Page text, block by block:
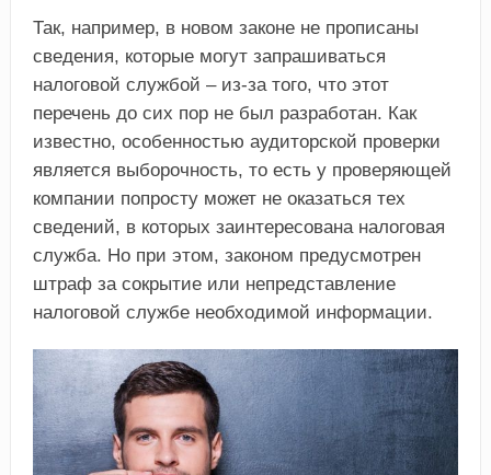
Так, например, в новом законе не прописаны
сведения, которые могут запрашиваться
налоговой службой – из-за того, что этот
перечень до сих пор не был разработан. Как
известно, особенностью аудиторской проверки
является выборочность, то есть у проверяющей
компании попросту может не оказаться тех
сведений, в которых заинтересована налоговая
служба. Но при этом, законом предусмотрен
штраф за сокрытие или непредставление
налоговой службе необходимой информации.